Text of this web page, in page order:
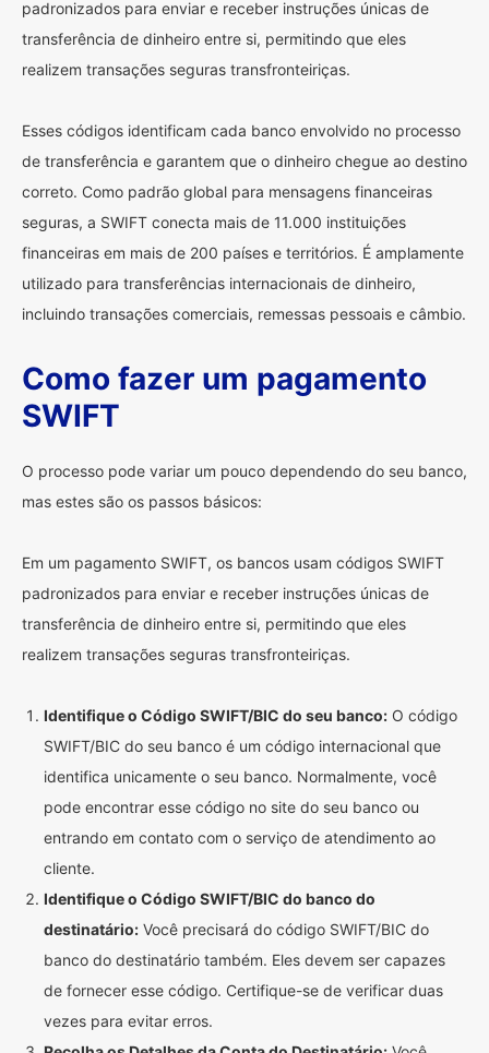
padronizados para enviar e receber instruções únicas de
transferência de dinheiro entre si, permitindo que eles
realizem transações seguras transfronteiriças.
Esses códigos identificam cada banco envolvido no processo
de transferência e garantem que o dinheiro chegue ao destino
correto. Como padrão global para mensagens financeiras
seguras, a SWIFT conecta mais de 11.000 instituições
financeiras em mais de 200 países e territórios. É amplamente
utilizado para transferências internacionais de dinheiro,
incluindo transações comerciais, remessas pessoais e câmbio.
Como fazer um pagamento
SWIFT
O processo pode variar um pouco dependendo do seu banco,
mas estes são os passos básicos:
Em um pagamento SWIFT, os bancos usam códigos SWIFT
padronizados para enviar e receber instruções únicas de
transferência de dinheiro entre si, permitindo que eles
realizem transações seguras transfronteiriças.
Identifique o Código SWIFT/BIC do seu banco: O código
SWIFT/BIC do seu banco é um código internacional que
identifica unicamente o seu banco. Normalmente, você
pode encontrar esse código no site do seu banco ou
entrando em contato com o serviço de atendimento ao
cliente.
Identifique o Código SWIFT/BIC do banco do
destinatário: Você precisará do código SWIFT/BIC do
banco do destinatário também. Eles devem ser capazes
de fornecer esse código. Certifique-se de verificar duas
vezes para evitar erros.